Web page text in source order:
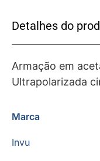
Detalhes do
Armação em
Ultrapolarizada
Marca
Invu